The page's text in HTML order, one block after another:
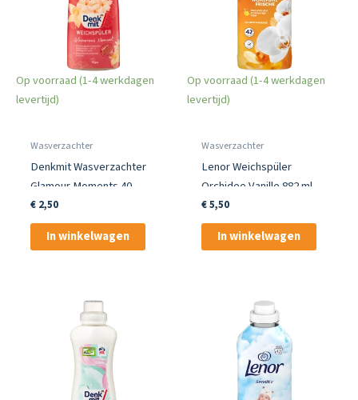
Op voorraad (1-4 werkdagen
levertijd)
Wasverzachter
Denkmit Wasverzachter
Glamour Moments 40
Wasbeurten
€2,50
In winkelwagen
Op voorraad (1-4 werkdagen
levertijd)
Wasverzachter
Lenor Weichspüler
Orchidee Vanille 882 ml
€5,50
In winkelwagen